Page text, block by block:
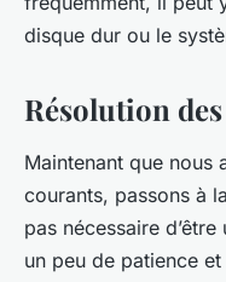
disque dur ou le
Résolution
Maintenant que nous
courants, passons à
pas nécessaire
un peu de patience